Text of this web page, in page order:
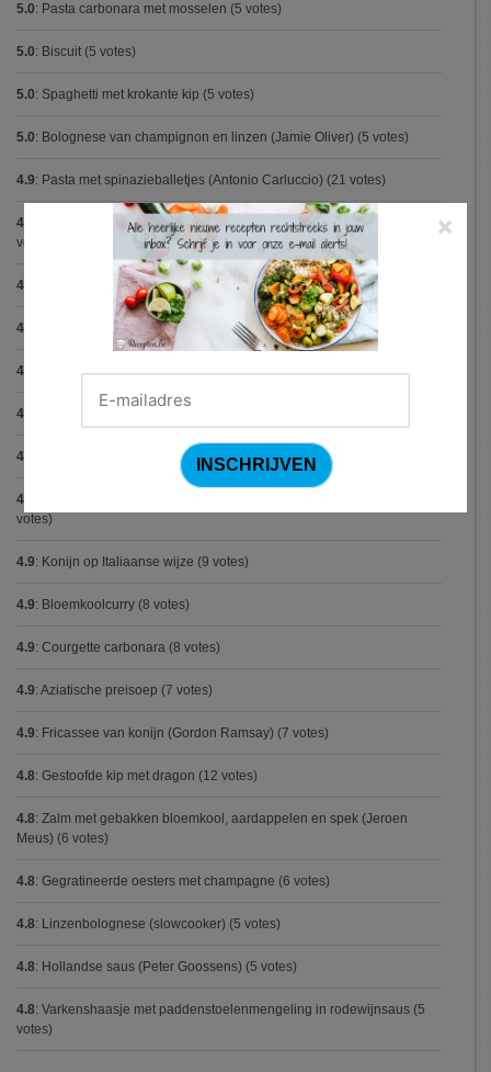
5.0: Pasta carbonara met mosselen (5 votes)
5.0: Biscuit (5 votes)
5.0: Spaghetti met krokante kip (5 votes)
5.0: Bolognese van champignon en linzen (Jamie Oliver) (5 votes)
4.9: Pasta met spinazieballetjes (Antonio Carluccio) (21 votes)
4.9 Volkorenspaghetti in mosterdsaus met prei en spek (Colruyt)
votes)
4.9 Gegrilde nougat met esdoornsiroop (14 votes)
4.9 Gegratineerde gehaktballen in tomatensaus(12 votes)
4.9 Gekarameliseerd witloof met serranoham (Ottolenghi)(11 votes)
4.9
4.9 Steak chimichurri (Gordon Ramsay)(10 votes)
4.9
votes)
4.9: Konijn op Italiaanse wijze (9 votes)
4.9: Bloemkoolcurry (8 votes)
4.9: Courgette carbonara (8 votes)
4.9: Aziatische preisoep (7 votes)
4.9: Fricassee van konijn (Gordon Ramsay) (7 votes)
4.8: Gestoofde kip met dragon (12 votes)
4.8: Zalm met gebakken bloemkool, aardappelen en spek (Jeroen
Meus) (6 votes)
4.8: Gegratineerde oesters met champagne (6 votes)
4.8: Linzenbolognese (slowcooker) (5 votes)
4.8: Hollandse saus (Peter Goossens) (5 votes)
4.8: Varkenshaasje met paddenstoelenmengeling in rodewijnsaus (5
votes)
×